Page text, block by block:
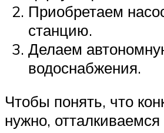
Приобретаем
станцию.
Делаем
водоснабжения.
Чтобы понять, что
нужно,